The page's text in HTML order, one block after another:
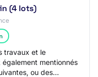
(4 lots)
travaux et le
mentionnés
ou des